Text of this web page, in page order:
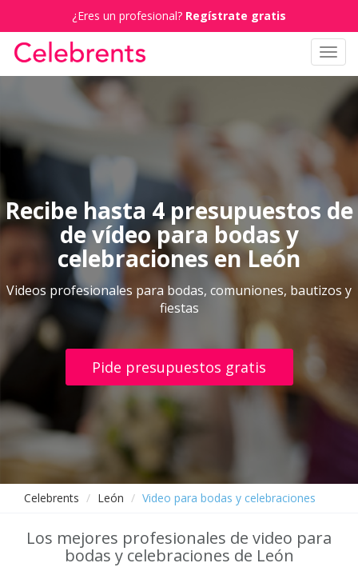
¿Eres un profesional? Regístrate gratis
Recibe hasta 4 presupuestos de
de vídeo para bodas y
celebraciones en León
Videos profesionales para bodas, comuniones, bautizos y
fiestas
Pide presupuestos gratis
Celebrents León Video para bodas y celebraciones
Los mejores profesionales de video para
bodas y celebraciones de León